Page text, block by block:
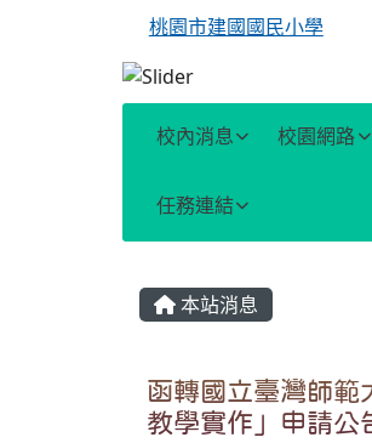
桃園市建國國民小學
校內消息 校園網路
任務連結
主內容區域
本站消息
函轉國立臺灣師範
教學實作」申請公